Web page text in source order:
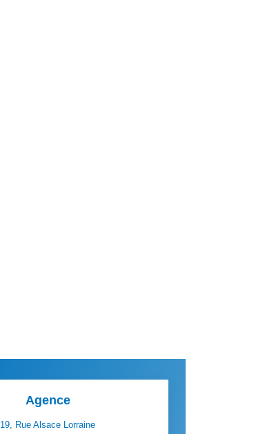
Agence
19, Rue Alsace Lorraine